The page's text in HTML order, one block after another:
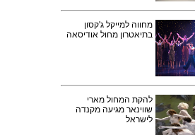
מחווה למייקל ג'קסון
בתיאטרון מחול אודיסאה
להקת המחול מארי
שווינאר מגיעה מקנדה
לישראל